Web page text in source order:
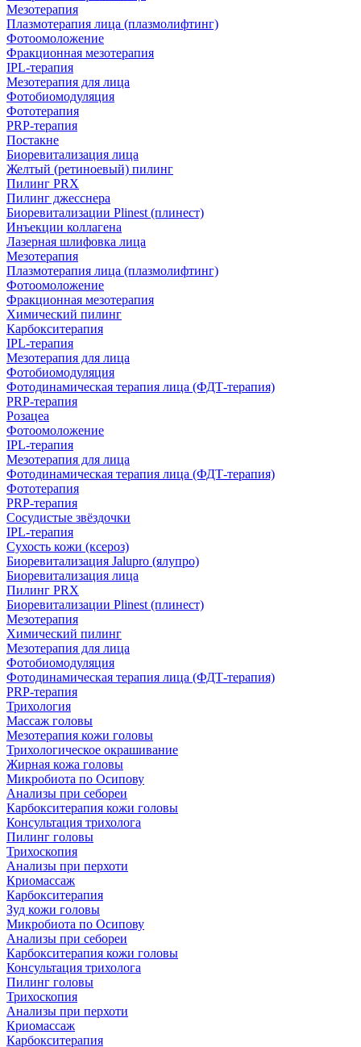
Мезотерапия
Плазмотерапия лица (плазмолифтинг)
Фотоомоложение
Фракционная мезотерапия
IPL‑терапия
Мезотерапия для лица
Фотобиомодуляция
Фототерапия
PRP-терапия
Постакне
Биоревитализация лица
Желтый (ретиноевый) пилинг
Пилинг PRX
Пилинг джесснера
Биоревитализации Plinest (плинест)
Инъекции коллагена
Лазерная шлифовка лица
Мезотерапия
Плазмотерапия лица (плазмолифтинг)
Фотоомоложение
Фракционная мезотерапия
Химический пилинг
Карбокситерапия
IPL‑терапия
Мезотерапия для лица
Фотобиомодуляция
Фотодинамическая терапия лица (ФДТ-терапия)
PRP-терапия
Розацеа
Фотоомоложение
IPL‑терапия
Мезотерапия для лица
Фотодинамическая терапия лица (ФДТ-терапия)
Фототерапия
PRP-терапия
Сосудистые звёздочки
IPL‑терапия
Сухость кожи (ксероз)
Биоревитализация Jalupro (ялупро)
Биоревитализация лица
Пилинг PRX
Биоревитализации Plinest (плинест)
Мезотерапия
Химический пилинг
Мезотерапия для лица
Фотобиомодуляция
Фотодинамическая терапия лица (ФДТ-терапия)
PRP-терапия
Трихология
Массаж головы
Мезотерапия кожи головы
Трихологическое окрашивание
Жирная кожа головы
Микробиота по Осипову
Анализы при себореи
Карбокситерапия кожи головы
Консультация трихолога
Пилинг головы
Трихоскопия
Анализы при перхоти
Криомассаж
Карбокситерапия
Зуд кожи головы
Микробиота по Осипову
Анализы при себореи
Карбокситерапия кожи головы
Консультация трихолога
Пилинг головы
Трихоскопия
Анализы при перхоти
Криомассаж
Карбокситерапия